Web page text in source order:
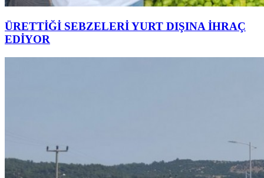
ÜRETTİĞİ SEBZELERİ YURT DIŞINA İHRAÇ
EDİYOR